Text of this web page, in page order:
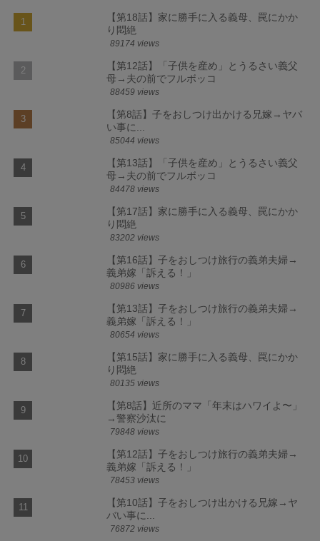
【第18話】家に勝手に入る義母、罠にかか
り悶絶
89174 views
【第12話】「子供を産め」とうるさい義父
母→夫の前でフルボッコ
88459 views
【第8話】子をおしつけ出かける兄嫁→ヤバ
い事に...
85044 views
【第13話】「子供を産め」とうるさい義父
母→夫の前でフルボッコ
84478 views
【第17話】家に勝手に入る義母、罠にかか
り悶絶
83202 views
【第16話】子をおしつけ旅行の義弟夫婦→
義弟嫁「訴える！」
80986 views
【第13話】子をおしつけ旅行の義弟夫婦→
義弟嫁「訴える！」
80654 views
【第15話】家に勝手に入る義母、罠にかか
り悶絶
80135 views
【第8話】近所のママ「年末はハワイよ〜」
→警察沙汰に
79848 views
【第12話】子をおしつけ旅行の義弟夫婦→
義弟嫁「訴える！」
78453 views
【第10話】子をおしつけ出かける兄嫁→ヤ
バい事に...
76872 views